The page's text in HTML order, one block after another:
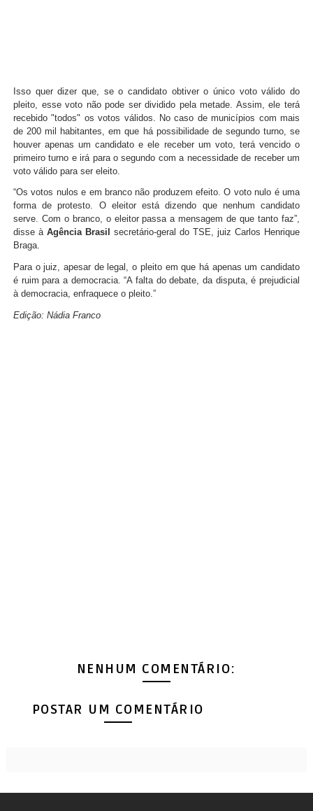
Isso quer dizer que, se o candidato obtiver o único voto válido do
pleito, esse voto não pode ser dividido pela metade. Assim, ele terá
recebido "todos" os votos válidos. No caso de municípios com mais
de 200 mil habitantes, em que há possibilidade de segundo turno, se
houver apenas um candidato e ele receber um voto, terá vencido o
primeiro turno e irá para o segundo com a necessidade de receber um
voto válido para ser eleito.
“Os votos nulos e em branco não produzem efeito. O voto nulo é uma
forma de protesto. O eleitor está dizendo que nenhum candidato
serve. Com o branco, o eleitor passa a mensagem de que tanto faz”,
disse àAgência Brasil
secretário-geral do TSE, juiz Carlos Henrique
Braga.
Para o juiz, apesar de legal, o pleito em que há apenas um candidato
é ruim para a democracia. “A falta do debate, da disputa, é prejudicial
à democracia, enfraquece o pleito.”
Edição: Nádia Franco
NENHUM COMENTÁRIO:
POSTAR UM COMENTÁRIO